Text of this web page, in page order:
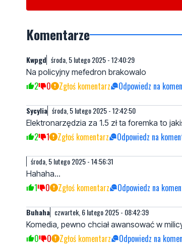
Komentarze
Kwpgd środa, 5 lutego 2025 - 12:40:29
Na policyjny mefedron brakowalo
2 0 Zgłoś komentarz Odpowiedz na
Sycylia środa, 5 lutego 2025 - 12:42:50
Elektronarzędzia za 1.5 zł ta foremka to
2 1 Zgłoś komentarz Odpowiedz na
środa, 5 lutego 2025 - 14:56:31
Hahaha...
1 0 Zgłoś komentarz Odpowiedz na
Buhaha czwartek, 6 lutego 2025 - 08:42:39
Komedia, pewno chciał awansować w
0 0 Zgłoś komentarz Odpowiedz na